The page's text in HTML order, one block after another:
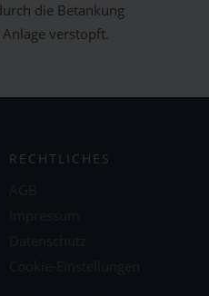
die Betankung
verstopft.
RECHTLICHES